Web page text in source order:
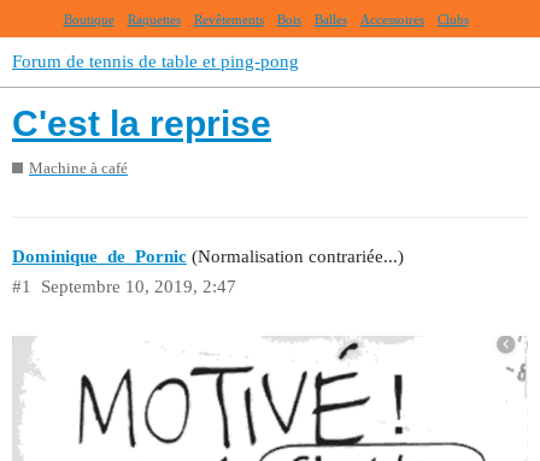
Boutique Raquettes Revêtements Bois Balles Accessoires Clubs
Forum de tennis de table et ping-pong
C'est la reprise
Machine à café
Dominique_de_Pornic (Normalisation contrariée...)
Septembre 10, 2019, 2:47
#1